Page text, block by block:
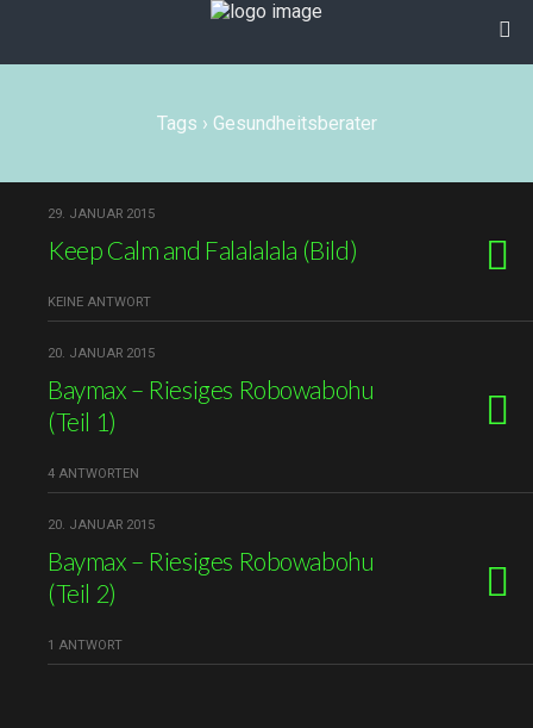
Tags › Gesundheitsberater
29. JANUAR 2015
Keep Calm and Falalalala (Bild)
KEINE ANTWORT
20. JANUAR 2015
Baymax – Riesiges Robowabohu
(Teil 1)
4 ANTWORTEN
20. JANUAR 2015
Baymax – Riesiges Robowabohu
(Teil 2)
1 ANTWORT